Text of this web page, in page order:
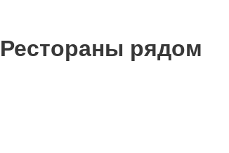
Рестораны рядом